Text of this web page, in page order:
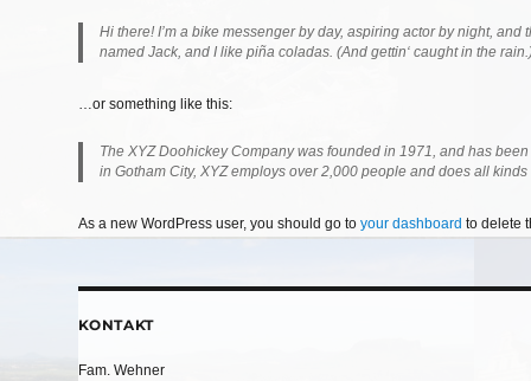
Hi there! I’m a bike messenger by day, aspiring actor by night,
named Jack, and I like piña coladas. (And gettin‘ caught in the
…or something like this:
The XYZ Doohickey Company was founded in 1971, and has
in Gotham City, XYZ employs over 2,000 people and does all
As a new WordPress user, you should go to your dashboard to delete
KONTAKT
Fam. Wehner